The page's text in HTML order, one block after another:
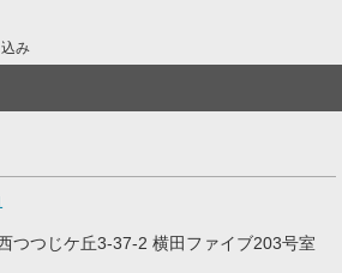
み
つつじケ丘3-37-2 横田ファイブ203号室